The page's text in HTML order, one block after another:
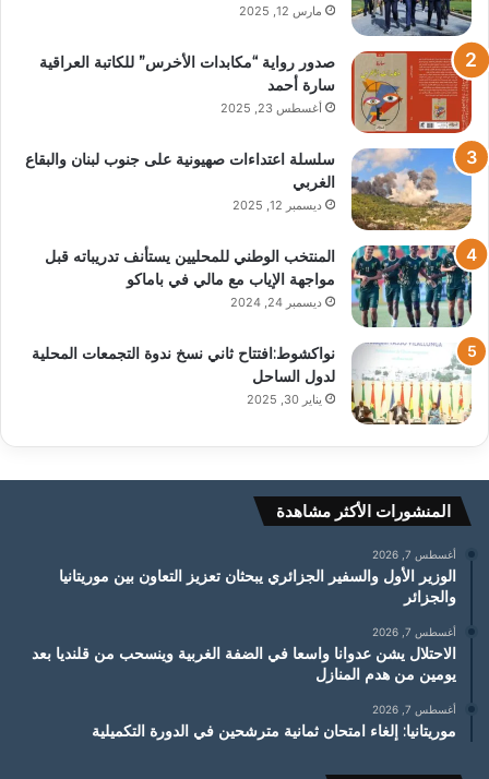
مارس 12, 2025
صدور رواية “مكابدات الأخرس” للكاتبة العراقية
سارة أحمد
أغسطس 23, 2025
سلسلة اعتداءات صهيونية على جنوب لبنان والبقاع
الغربي
ديسمبر 12, 2025
المنتخب الوطني للمحليين يستأنف تدريباته قبل
مواجهة الإياب مع مالي في باماكو
ديسمبر 24, 2024
نواكشوط:افتتاح ثاني نسخ ندوة التجمعات المحلية
لدول الساحل
يناير 30, 2025
المنشورات الأكثر مشاهدة
أغسطس 7, 2026
الوزير الأول والسفير الجزائري يبحثان تعزيز التعاون بين موريتانيا
والجزائر
أغسطس 7, 2026
الاحتلال يشن عدوانا واسعا في الضفة الغربية وينسحب من قلنديا بعد
يومين من هدم المنازل
أغسطس 7, 2026
موريتانيا: إلغاء امتحان ثمانية مترشحين في الدورة التكميلية